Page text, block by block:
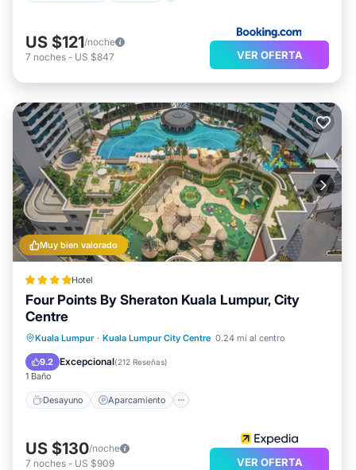
US $121/noche
7 noches - US $847 VER OFERTA
Muy bien valorado
Hotel
Four Points By Sheraton Kuala Lumpur, City
Centre
Kuala Lumpur · Kuala Lumpur City Centre 0.24 mi al centro
9.2 Excepcional(212 Reseñas)
1 Baño
Desayuno Aparcamiento
Desayuno Aparcamiento
Piscina
Spa
US $130/noche
7 noches - US $909 VER OFERTA